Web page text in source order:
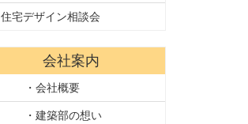
住宅デザイン相談会
会社案内
・会社概要
・建築部の想い